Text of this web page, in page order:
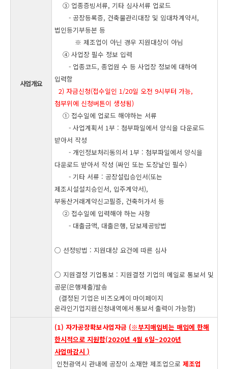
사업개요
③ 업종증빙서류, 기타 심사서류 업로드
- 공장등록증, 건축물관리대장 및 임대차계약서,
법인등기부등본 등
※ 제조업이 아닌 경우 지원대상이 아님
④ 사업장 필수 정보 입력
- 업종코드, 종업원 수 등 사업장 정보에 대하여
입력함
2) 자금신청(접수일인 1/20일 오전 9시부터 가능,
첨부위에 신청버튼이 생성됨)
① 접수일에 업로드 해야하는 서류
- 사업계획서 1부 : 첨부파일에서 양식을 다운로드
받아서 작성
- 개인정보처리동의서 1부 : 첨부파일에서 양식을
다운로드 받아서 작성 (싸인 또는 도장날인 필수)
- 기타 서류 : 공장설립승인서(또는
제조시설설치승인서, 입주계약서),
부동산거래계약신고필증, 건축허가서 등
② 접수일에 입력해야 하는 사항
- 대출금액, 대출은행, 담보제공방법
○ 선정방법 : 지원대상 요건에 따른 심사
○ 지원결정 기업통보 : 지원결정 기업의 메일로 통보서 및
공문(은행제출)발송
(결정된 기업은 비즈오케이 마이페이지
온라인기업지원신청내역에서 통보서 출력이 가능함)
(1) 자가공장확보사업자금 (※부지매입비는 매입에 한해
한시적으로 지원함(2020년 4월 6일~2020년
사업마감시)
인천광역시 관내에 공장이 소재한 제조업으로 제조업